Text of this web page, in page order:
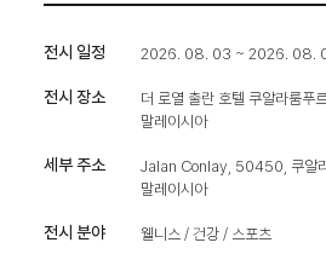
전시 일정 2026. 08. 03 ~ 2026. 08.
전시 장소
더 로열 출란 호텔 쿠알라룸푸
말레이시아
세부 주소
Jalan Conlay, 50450, 쿠알
말레이시아
전시 분야 웰니스 / 건강 / 스포츠